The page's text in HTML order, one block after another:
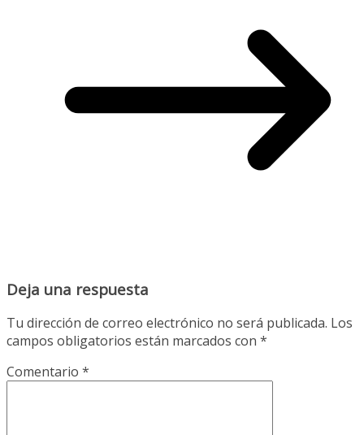
Deja una respuesta
Tu dirección de correo electrónico no será publicada. Los
campos obligatorios están marcados con *
Comentario *